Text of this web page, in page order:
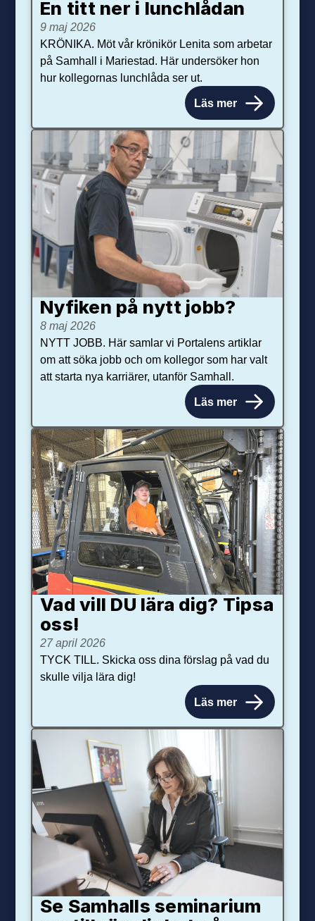
En titt ner i lunchlådan
9 maj 2026
KRÖNIKA. Möt vår krönikör Lenita som arbetar
på Samhall i Mariestad. Här undersöker hon
hur kollegornas lunchlåda ser ut.
Läs mer
Nyfiken på nytt jobb?
8 maj 2026
NYTT JOBB. Här samlar vi Portalens artiklar
om att söka jobb och om kollegor som har valt
att starta nya karriärer, utanför Samhall.
Läs mer
Vad vill DU lära dig? Tipsa
oss!
27 april 2026
TYCK TILL. Skicka oss dina förslag på vad du
skulle vilja lära dig!
Läs mer
Se Samhalls seminarium